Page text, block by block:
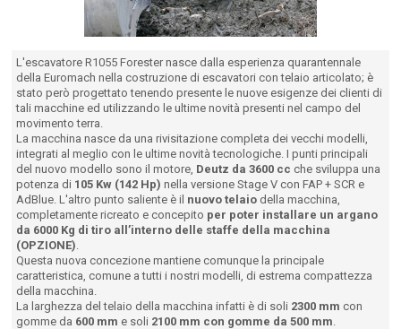
L'escavatore R1055 Forester nasce dalla esperienza quarantennale
della Euromach nella costruzione di escavatori con telaio articolato; è
stato però progettato tenendo presente le nuove esigenze dei clienti di
tali macchine ed utilizzando le ultime novità presenti nel campo del
movimento terra.
La macchina nasce da una rivisitazione completa dei vecchi modelli,
integrati al meglio con le ultime novità tecnologiche. I punti principali
del nuovo modello sono il motore, Deutz da 3600 cc che sviluppa una
potenza di 105 Kw (142 Hp) nella versione Stage V con FAP + SCR e
AdBlue. L'altro punto saliente è il nuovo telaio della macchina,
completamente ricreato e concepito per poter installare un argano
da 6000 Kg di tiro all’interno delle staffe della macchina
(OPZIONE)
Questa nuova concezione mantiene comunque la principale
caratteristica, comune a tutti i nostri modelli, di estrema compattezza
della macchina.
La larghezza del telaio della macchina infatti è di soli 2300 mm con
gomme da 600 mm e soli 2100 mm con gomme da 500 mm